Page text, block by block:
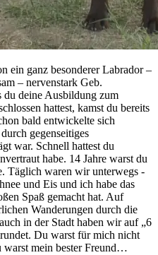
ein ganz besonderer Labrador –
– nervenstark Geb.
du deine Ausbildung zum
hattest, kamst du bereits
bald entwickelte sich
gegenseitiges
war. Schnell hattest du
habe. 14 Jahre warst du
Täglich waren wir unterwegs -
und Eis und ich habe das
Spaß gemacht hat. Auf
Wanderungen durch die
in der Stadt haben wir auf „6
Du warst für mich nicht
warst mein bester Freund…